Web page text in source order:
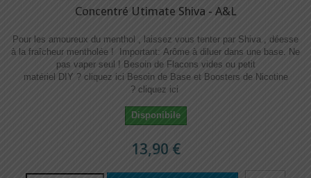
Concentré Utimate Shiva - A&L
Pour les amoureux du menthol , laissez vous tenter par Shiva , déesse
à la fraîcheur mentholée ! Important: Arôme à diluer dans une base. Ne
pas vaper seul ! Besoin de Flacons vides ou petit
matériel DIY ? cliquez ici Besoin de Base et Boosters de Nicotine
? cliquez ici
Disponibile
13,90 €